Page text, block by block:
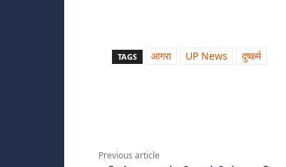
TAGS आगरा UP News दुष्कर्म
Previous article